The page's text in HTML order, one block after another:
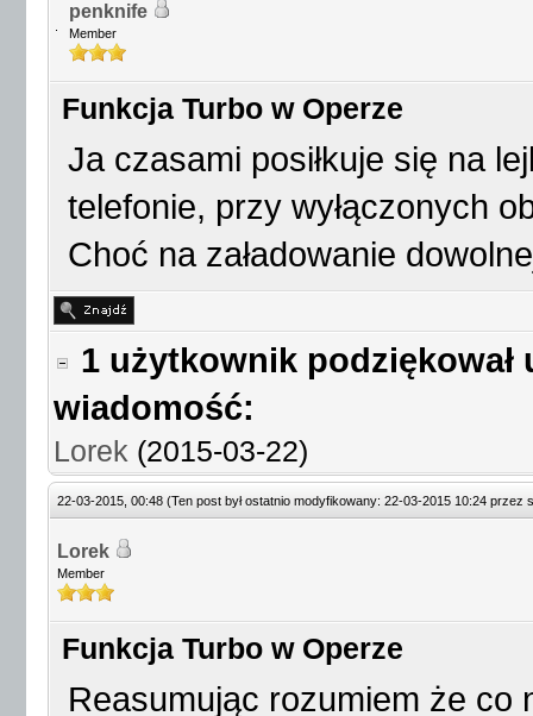
penknife
Member
Funkcja Turbo w Operze
Ja czasami posiłkuje się na
telefonie, przy wyłączonych
Choć na załadowanie
1 użytkownik
wiadomość:
Lorek (2015-03-22)
22-03-2015, 00:48 (Ten post był ostatnio modyfikowany: 22-03-2015 10:24 przez
Lorek
Member
Funkcja Turbo w Operze
Reasumując rozumiem że co